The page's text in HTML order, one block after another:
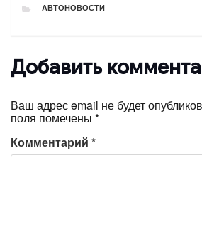
РУБРИКИ
АВТОНОВОСТИ
Добавить
Ваш адрес email не будет
поля помечены *
Комментарий *